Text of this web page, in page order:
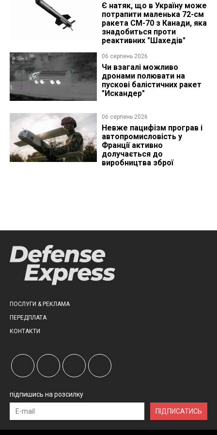
Є натяк, що в Україну може
потрапити маленька 72-см
ракета CM-70 з Канади, яка
знадобиться проти
реактивних "Шахедів"
06 серпень 2026
Чи взагалі можливо
дронами полювати на
пускові балістичних ракет
"Искандер"
06 серпень 2026
Невже пацифізм програв і
автопромисловість у
Франції активно
долучається до
виробництва зброї
ПОСЛУГИ & РЕКЛАМА
ПЕРЕДПЛАТА
КОНТАКТИ
підпишись на розсилку
ПІДПИСАТИСЬ